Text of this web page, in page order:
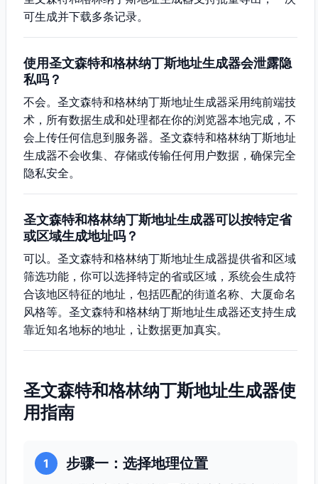
可生成并下载多条记录。
使用圣文森特和格林纳丁斯地址生成器会泄露隐
私吗？
不会。圣文森特和格林纳丁斯地址生成器采用纯前端技
术，所有数据生成和处理都在你的浏览器本地完成，不
会上传任何信息到服务器。圣文森特和格林纳丁斯地址
生成器不会收集、存储或传输任何用户数据，确保完全
隐私安全。
圣文森特和格林纳丁斯地址生成器可以按特定省
或区域生成地址吗？
可以。圣文森特和格林纳丁斯地址生成器提供省和区域
筛选功能，你可以选择特定的省或区域，系统会生成符
合该地区特征的地址，包括匹配的街道名称、大厦命名
风格等。圣文森特和格林纳丁斯地址生成器还支持生成
靠近知名地标的地址，让数据更加真实。
圣文森特和格林纳丁斯地址生成器使
用指南
1 步骤一：选择地理位置